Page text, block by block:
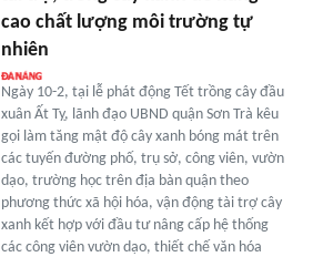
cao chất lượng môi trường tự
nhiên
Ngày 10-2, tại lễ phát động Tết trồng cây đầu
xuân Ất Tỵ, lãnh đạo UBND quận Sơn Trà kêu
gọi làm tăng mật độ cây xanh bóng mát trên
các tuyến đường phố, trụ sở, công viên, vườn
dạo, trường học trên địa bàn quận theo
phương thức xã hội hóa, vận động tài trợ cây
xanh kết hợp với đầu tư nâng cấp hệ thống
các công viên vườn dạo, thiết chế văn hóa